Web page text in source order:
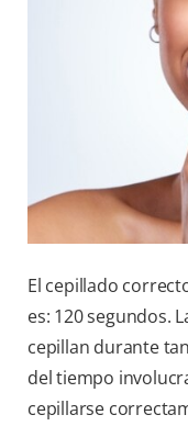
El cepillado
es: 120 segundos.
cepillan durante
del tiempo
cepillarse